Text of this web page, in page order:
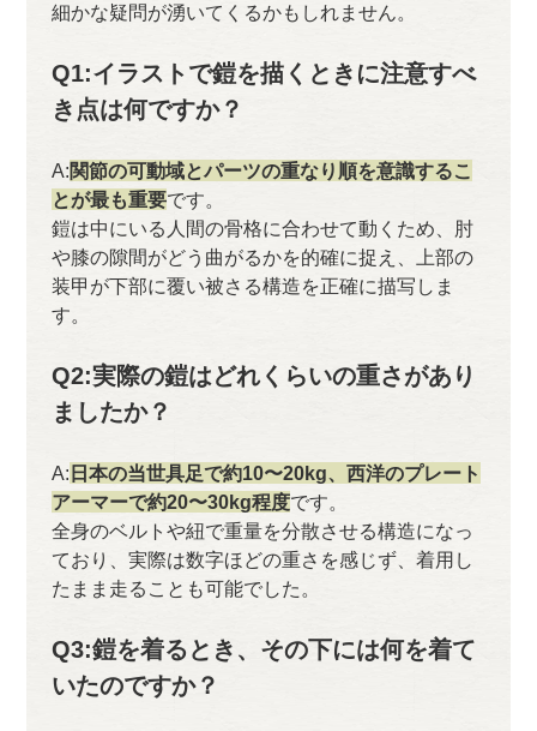
細かな疑問が湧いてくるかもしれません。
Q1:イラストで鎧を描くときに注意すべ
き点は何ですか？
A:関節の可動域とパーツの重なり順を意識するこ
とが最も重要です。
鎧は中にいる人間の骨格に合わせて動くため、肘
や膝の隙間がどう曲がるかを的確に捉え、上部の
装甲が下部に覆い被さる構造を正確に描写しま
す。
Q2:実際の鎧はどれくらいの重さがあり
ましたか？
A: 日本の当世具足で約10〜20kg、西洋のプレート
アーマーで約20〜30kg程度です。
全身のベルトや紐で重量を分散させる構造になっ
ており、実際は数字ほどの重さを感じず、着用し
たまま走ることも可能でした。
Q3:鎧を着るとき、その下には何を着て
いたのですか？